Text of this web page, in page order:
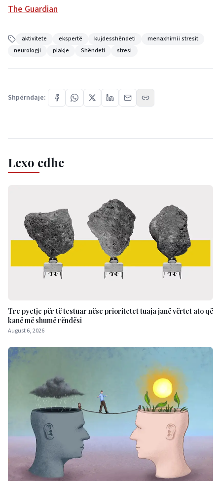
The Guardian
aktivitete ekspertë kujdesshëndeti
menaxhimi i stresit
neurologji
plakje Shëndeti stresi
Shpërndaje:
Lexo edhe
Tre pyetje për të testuar nëse prioritetet tuaja janë vërtet ato që
kanë më shumë rëndësi
August 6, 2026